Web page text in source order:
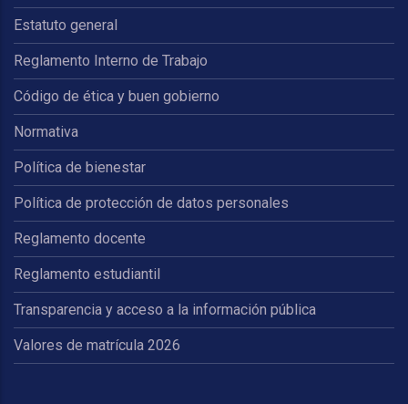
Estatuto general
Reglamento Interno de Trabajo
Código de ética y buen gobierno
Normativa
Política de bienestar
Política de protección de datos personales
Reglamento docente
Reglamento estudiantil
Transparencia y acceso a la información pública
Valores de matrícula 2026